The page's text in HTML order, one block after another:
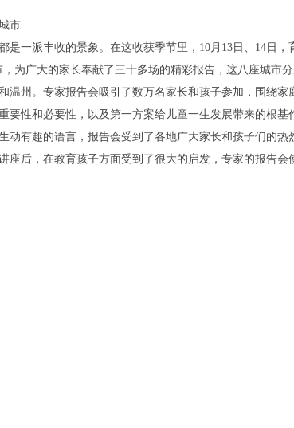
市
一派丰收的景象。在这收获季节里，10月13日、14日，
为广大的家长奉献了三十多场的精彩报告，这八座城市
温州。专家报告会吸引了数万名家长和孩子参加，围绕家
要性和必要性，以及第一方案给儿童一生发展带来的根基
动有趣的语言，报告会受到了各地广大家长和孩子们的热
座后，在教育孩子方面受到了很大的启发，专家的报告会